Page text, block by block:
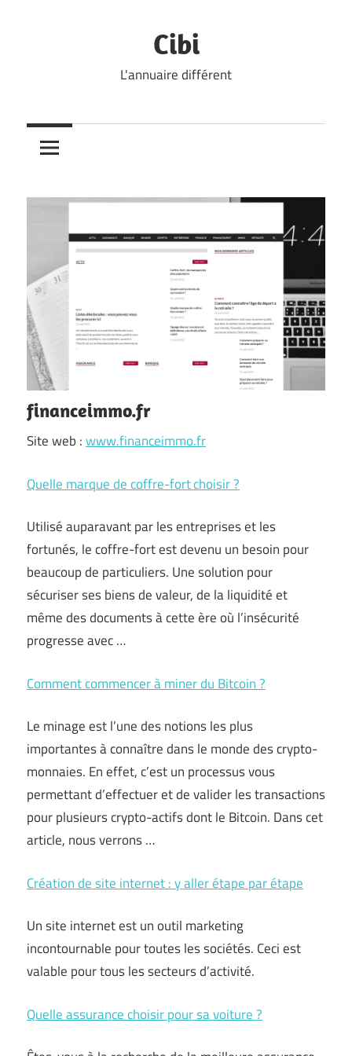
Cibi
L'annuaire différent
financeimmo.fr
Site web :www.financeimmo.fr
Quelle marque de coffre-fort choisir ?
Utilisé auparavant par les entreprises et les
fortunés, le coffre-fort est devenu un besoin pour
beaucoup de particuliers. Une solution pour
sécuriser ses biens de valeur, de la liquidité et
même des documents à cette ère où l’insécurité
progresse avec …
Comment commencer à miner du Bitcoin ?
Le minage est l’une des notions les plus
importantes à connaître dans le monde des crypto-
monnaies. En effet, c’est un processus vous
permettant d’effectuer et de valider les transactions
pour plusieurs crypto-actifs dont le Bitcoin. Dans cet
article, nous verrons …
Création de site internet : y aller étape par étape
Un site internet est un outil marketing
incontournable pour toutes les sociétés. Ceci est
valable pour tous les secteurs d’activité.
Quelle assurance choisir pour sa voiture ?